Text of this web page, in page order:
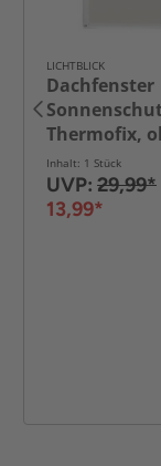
LICHTBLICK
Dachfenster
Thermofix,
Bohren -
cm x 91,5 cm
L) für M06
Inhalt: 1 Stück
UVP: 29,99*
13,99*